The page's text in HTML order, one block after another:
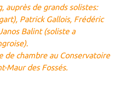
auprès de grands solistes:
Patrick Gallois, Frédéric
Balint (soliste a
de chambre au Conservatoire
Maur des Fossés.